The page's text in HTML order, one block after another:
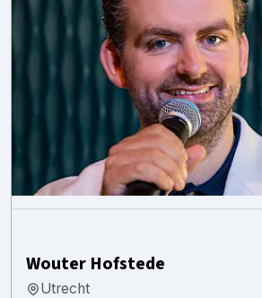
Wouter Hofstede
Utrecht